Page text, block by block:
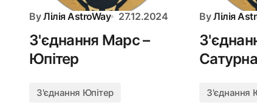
By Лілія AstroWay 27.12.2024
З'єднання Марс –
Юпітер
З'єднання Юпітер
By Лілія
Сатурна
З'єднання